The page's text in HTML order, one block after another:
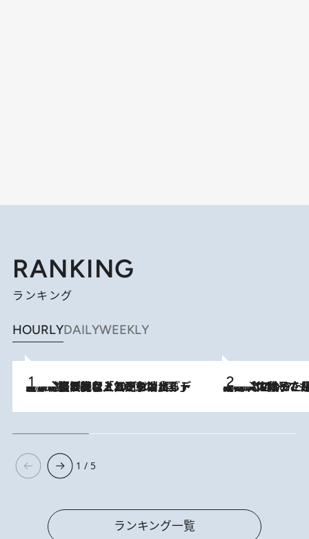
RANKING
ランキング
HOURLYDAILYWEEKLY
2026.8.5
【なぜ吉沢亮は「気配を消せる」のか？】興行収入208億の『国宝』を経て挑むミュージカル『ディア・エヴァン・ハンセン』。トップ俳優が舞台上でさらけ出した“孤独”とは 2026.8.5
【阿川佐和子さんの年とる力】なぜ70代で始めた趣味は“こんなに楽しい”のか？ ピアノ、俳句…スランプに陥っても続けられる“ある秘訣”とは
1 / 5
ランキング一覧